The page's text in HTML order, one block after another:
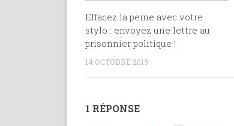
Effacez la peine avec votre
stylo : envoyez une lettre au
prisonnier politique !
14 OCTOBRE 2015
1 RÉPONSE